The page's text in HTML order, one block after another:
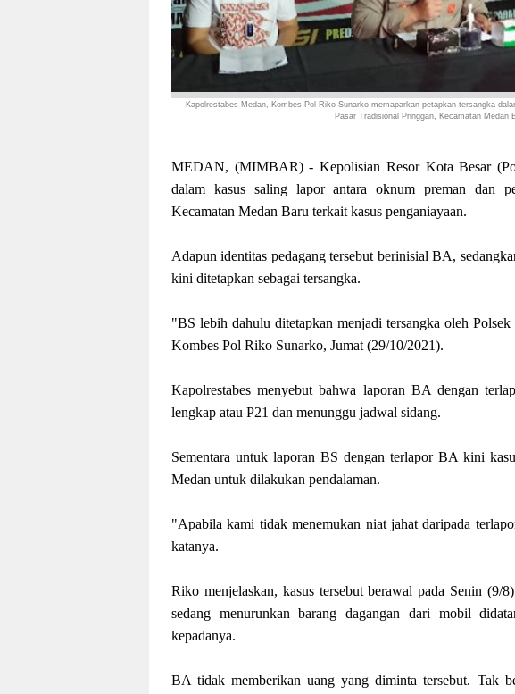
Kapolrestabes Medan, Kombes Pol Riko Sunarko memaparkan petapkan tersangka
Pasar Tradisional Pringgan, Kecamatan Medan
MEDAN, (MIMBAR) - Kepolisian Resor Kota Besar
dalam kasus saling lapor antara oknum preman dan
Kecamatan Medan Baru terkait kasus penganiayaan.
Adapun identitas pedagang tersebut berinisial BA,
kini ditetapkan sebagai tersangka.
"BS lebih dahulu ditetapkan menjadi tersangka oleh
Kombes Pol Riko Sunarko, Jumat (29/10/2021).
Kapolrestabes menyebut bahwa laporan BA dengan
lengkap atau P21 dan menunggu jadwal sidang.
Sementara untuk laporan BS dengan terlapor BA kini
Medan untuk dilakukan pendalaman.
"Apabila kami tidak menemukan niat jahat daripada
katanya.
Riko menjelaskan, kasus tersebut berawal pada Senin (9/
sedang menurunkan barang dagangan dari mobil
kepadanya.
BA tidak memberikan uang yang diminta tersebut. Tak